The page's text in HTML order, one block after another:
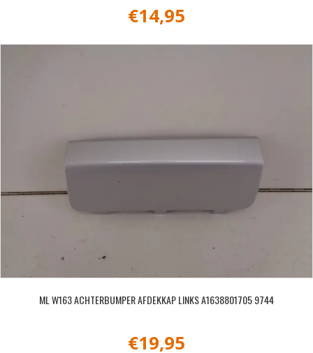
€14,95
ML W163 ACHTERBUMPER AFDEKKAP LINKS A1638801705 9744
€19,95